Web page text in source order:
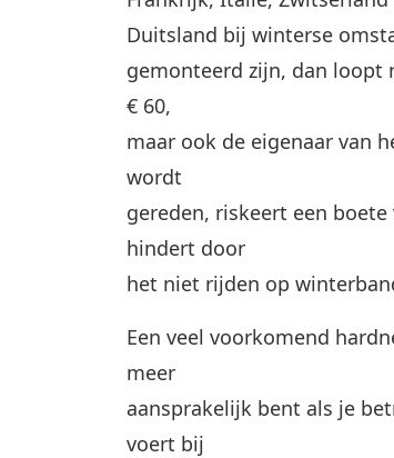
Duitsland bij winterse
gemonteerd zijn, dan loopt
€ 60,
maar ook de eigenaar van
wordt
gereden, riskeert een
hindert door
het niet rijden op
Een veel voorkomend
meer
aansprakelijk bent als je
voert bij